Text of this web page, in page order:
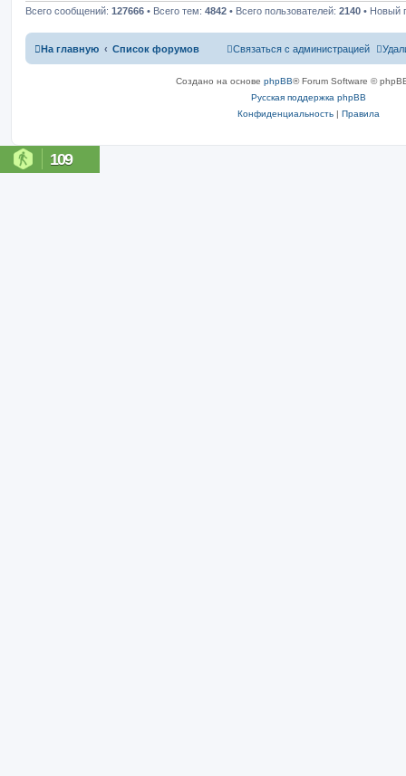
Всего сообщений: 127666 • Всего тем: 4842 • Всего пользователей: 2140 • Новый
На главную Список форумов Связаться с администрацией
Создано на основе phpBB® Forum Software ©
Русская поддержка phpBB
Конфиденциальность | Правила
109